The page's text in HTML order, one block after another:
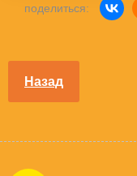
поделиться:
Назад